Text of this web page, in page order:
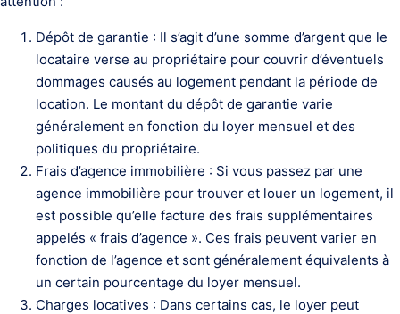
Dépôt de garantie : Il s’agit d’une somme d’argent que le
locataire verse au propriétaire pour couvrir d’éventuels
dommages causés au logement pendant la période de
location. Le montant du dépôt de garantie varie
généralement en fonction du loyer mensuel et des
politiques du propriétaire.
Frais d’agence immobilière : Si vous passez par une
agence immobilière pour trouver et louer un logement, il
est possible qu’elle facture des frais supplémentaires
appelés « frais d’agence ». Ces frais peuvent varier en
fonction de l’agence et sont généralement équivalents à
un certain pourcentage du loyer mensuel.
Charges locatives : Dans certains cas, le loyer peut